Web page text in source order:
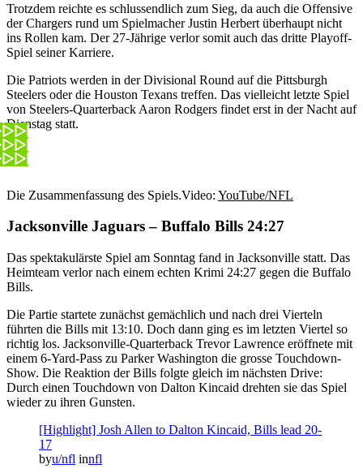
Trotzdem reichte es schlussendlich zum Sieg, da auch die Offensive
der Chargers rund um Spielmacher Justin Herbert überhaupt nicht
ins Rollen kam. Der 27-Jährige verlor somit auch das dritte Playoff-
Spiel seiner Karriere.
Die Patriots werden in der Divisional Round auf die Pittsburgh
Steelers oder die Houston Texans treffen. Das vielleicht letzte Spiel
von Steelers-Quarterback Aaron Rodgers findet erst in der Nacht auf
Dienstag statt.
Die Zusammenfassung des Spiels.Video: YouTube/NFL
Jacksonville Jaguars – Buffalo Bills 24:27
Das spektakulärste Spiel am Sonntag fand in Jacksonville statt. Das
Heimteam verlor nach einem echten Krimi 24:27 gegen die Buffalo
Bills.
Die Partie startete zunächst gemächlich und nach drei Vierteln
führten die Bills mit 13:10. Doch dann ging es im letzten Viertel so
richtig los. Jacksonville-Quarterback Trevor Lawrence eröffnete mit
einem 6-Yard-Pass zu Parker Washington die grosse Touchdown-
Show. Die Reaktion der Bills folgte gleich im nächsten Drive:
Durch einen Touchdown von Dalton Kincaid drehten sie das Spiel
wieder zu ihren Gunsten.
[Highlight] Josh Allen to Dalton Kincaid, Bills lead 20-
17
byu/nfl innfl